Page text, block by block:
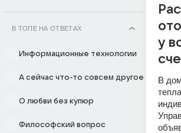
В ТОПЕ НА ОТВЕТАХ
Информационные технологии
А сейчас что-то совсем другое
О любви без купюр
Философский вопрос
у
В